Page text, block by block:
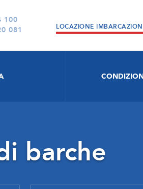
100
081
LOCAZIONE
barche